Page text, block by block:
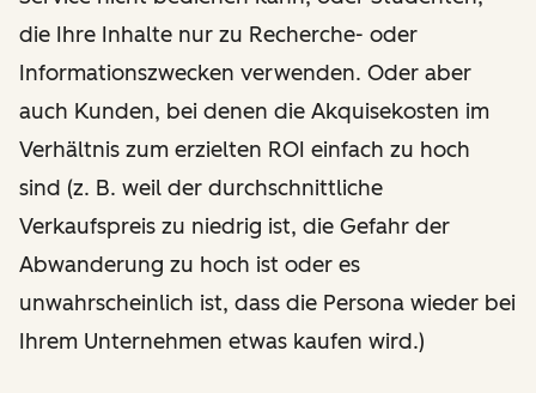
die Ihre Inhalte nur zu Recherche- oder
Informationszwecken verwenden. Oder aber
auch Kunden, bei denen die Akquisekosten im
Verhältnis zum erzielten ROI einfach zu hoch
sind (z. B. weil der durchschnittliche
Verkaufspreis zu niedrig ist, die Gefahr der
Abwanderung zu hoch ist oder es
unwahrscheinlich ist, dass die Persona wieder bei
Ihrem Unternehmen etwas kaufen wird.)